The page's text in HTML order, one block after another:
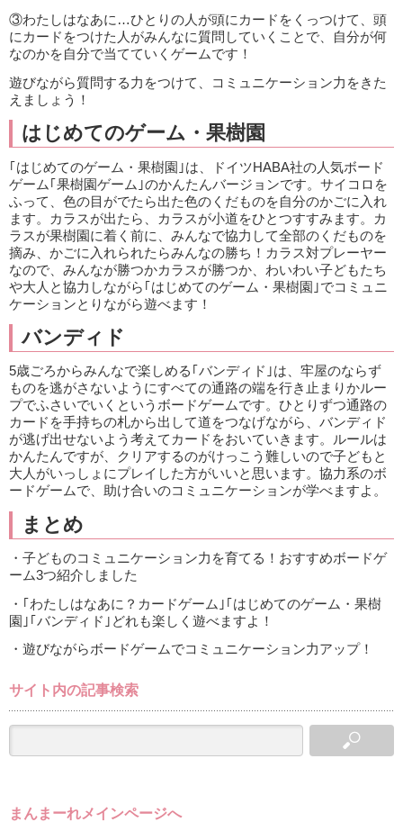
③わたしはなあに…ひとりの人が頭にカードをくっつけて、頭
にカードをつけた人がみんなに質問していくことで、自分が何
なのかを自分で当てていくゲームです！
遊びながら質問する力をつけて、コミュニケーション力をきた
えましょう！
はじめてのゲーム・果樹園
｢はじめてのゲーム・果樹園｣は、ドイツHABA社の人気ボード
ゲーム｢果樹園ゲーム｣のかんたんバージョンです。サイコロを
ふって、色の目がでたら出た色のくだものを自分のかごに入れ
ます。カラスが出たら、カラスが小道をひとつすすみます。カ
ラスが果樹園に着く前に、みんなで協力して全部のくだものを
摘み、かごに入れられたらみんなの勝ち！カラス対プレーヤー
なので、みんなが勝つかカラスが勝つか、わいわい子どもたち
や大人と協力しながら｢はじめてのゲーム・果樹園｣でコミュニ
ケーションとりながら遊べます！
バンディド
5歳ごろからみんなで楽しめる｢バンディド｣は、牢屋のならず
ものを逃がさないようにすべての通路の端を行き止まりかルー
プでふさいでいくというボードゲームです。ひとりずつ通路の
カードを手持ちの札から出して道をつなげながら、バンディド
が逃げ出せないよう考えてカードをおいていきます。ルールは
かんたんですが、クリアするのがけっこう難しいので子どもと
大人がいっしょにプレイした方がいいと思います。協力系のボ
ードゲームで、助け合いのコミュニケーションが学べますよ。
まとめ
・子どものコミュニケーション力を育てる！おすすめボードゲ
ーム3つ紹介しました
・｢わたしはなあに？カードゲーム｣｢はじめてのゲーム・果樹
園｣｢バンディド｣どれも楽しく遊べますよ！
・遊びながらボードゲームでコミュニケーション力アップ！
サイト内の記事検索
まんまーれメインページへ